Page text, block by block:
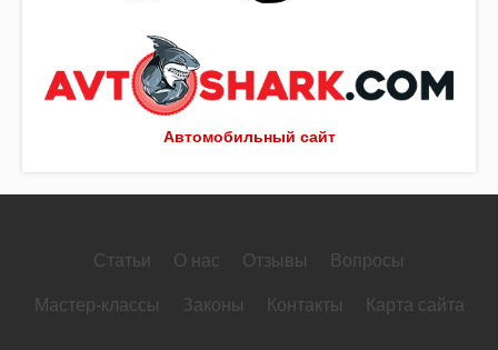
Автомобильный сайт
Статьи О нас Отзывы Вопросы
Мастер-классы Законы Контакты Карта сайта